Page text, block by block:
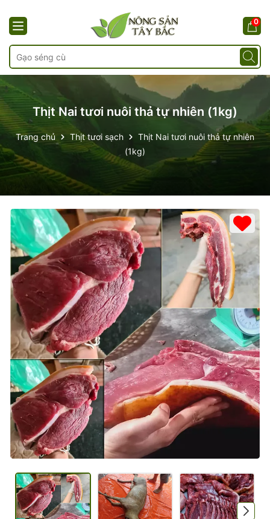
0
Thịt Nai tươi nuôi thả tự nhiên (1kg)
Trang chủ Thịt tươi sạch
Thịt Nai tươi nuôi thả tự nhiên
(1kg)
Mã giảm giá:
Ngày hết hạn:
Điều kiện: